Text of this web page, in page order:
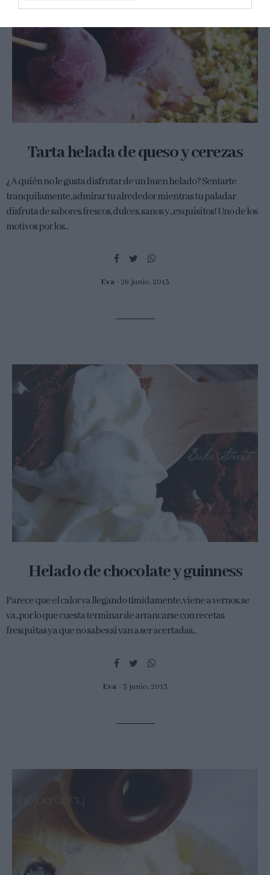
Tarta helada de queso y cerezas
¿A quién no le gusta disfrutar de un buen helado? Sentarte
tranquilamente, admirar tu alrededor mientras tu paladar
disfruta de sabores frescos, dulces, sanos y...exquisitos! Uno de los
motivos por los...
Eva 26 junio, 2013
Helado de chocolate y guinness
Parece que el calor va llegando tímidamente, viene a vernos, se
va...por lo que cuesta terminar de arrancarse con recetas
fresquitas ya que no sabes si van a ser acertadas...
Eva 3 junio, 2013